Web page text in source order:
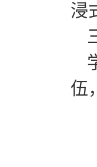
浸
伍